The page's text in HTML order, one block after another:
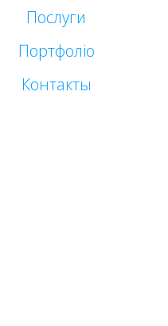
Послуги
Таргетована реклама
Портфоліо
Малий бізнес
Контакты